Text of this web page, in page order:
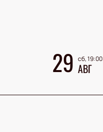
29 сб, 19:00
АВГ